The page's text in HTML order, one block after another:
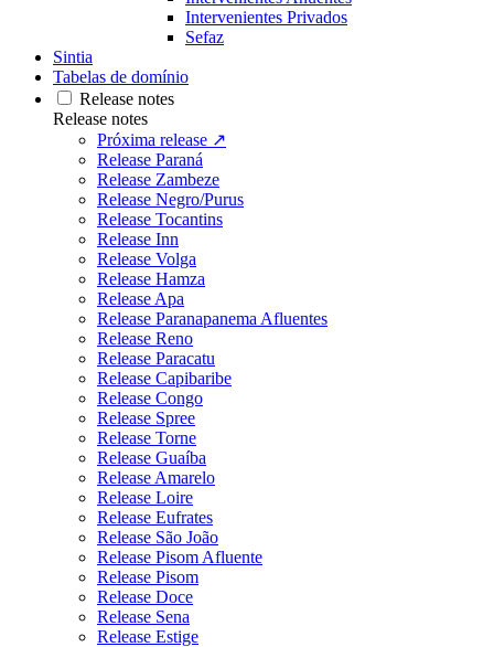
Intervenientes Privados
Sefaz
Sintia
Tabelas de domínio
Release notes
Release notes
Próxima release ↗
Release Paraná
Release Zambeze
Release Negro/Purus
Release Tocantins
Release Inn
Release Volga
Release Hamza
Release Apa
Release Paranapanema Afluentes
Release Reno
Release Paracatu
Release Capibaribe
Release Congo
Release Spree
Release Torne
Release Guaíba
Release Amarelo
Release Loire
Release Eufrates
Release São João
Release Pisom Afluente
Release Pisom
Release Doce
Release Sena
Release Estige